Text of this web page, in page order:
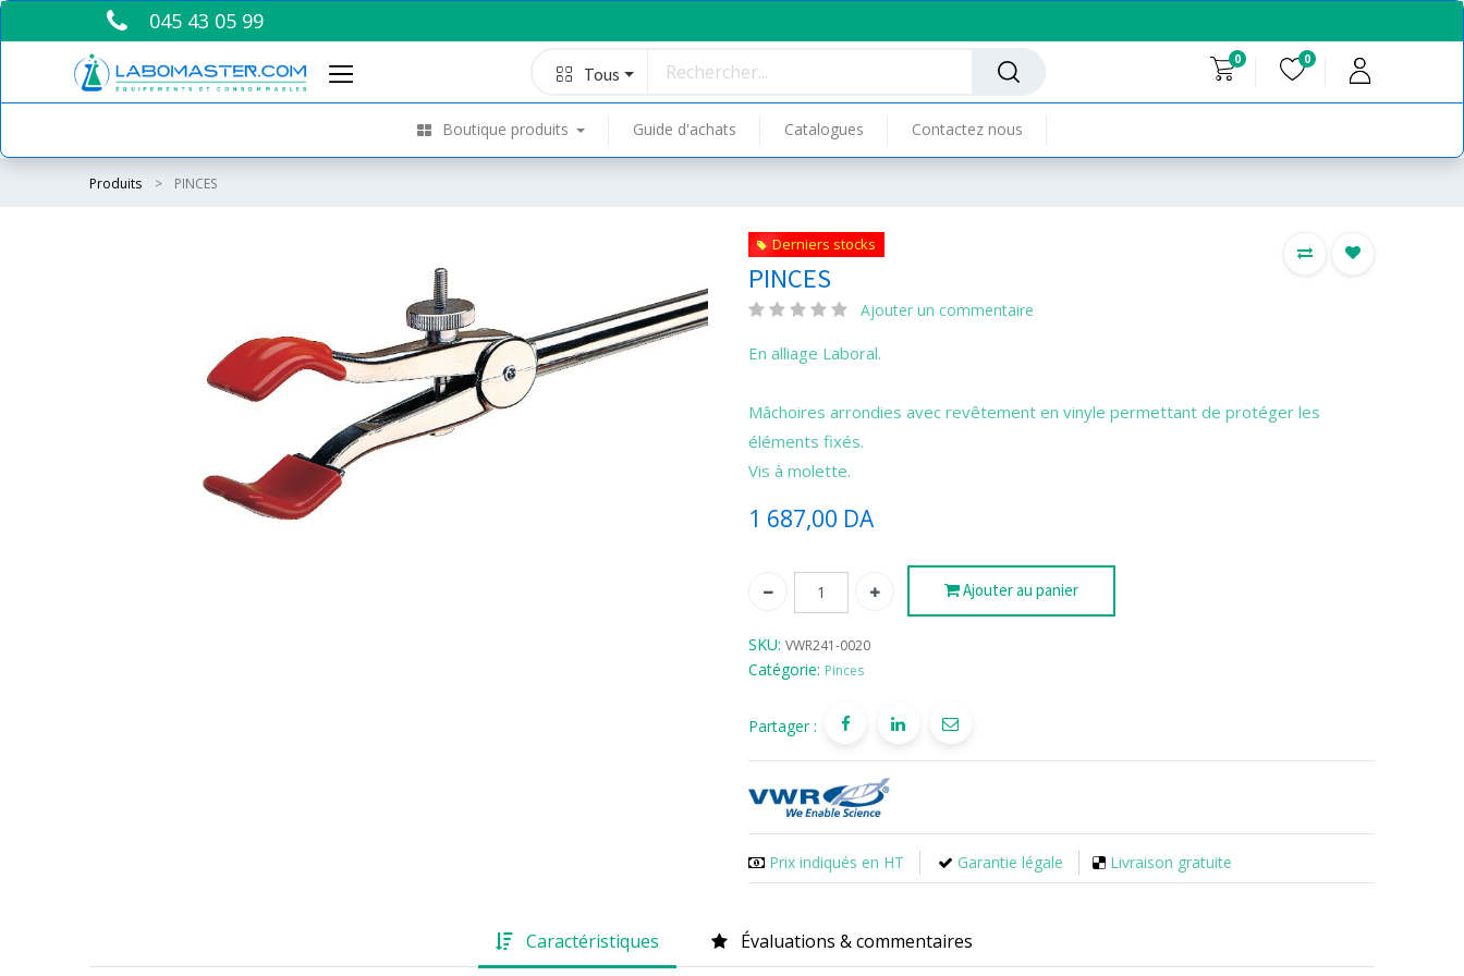
045 43 05 99
Tous
0 0
Boutique produits Guide d'achats Catalogues Contactez nous
Produits PINCES
Derniers stocks
PINCES
Ajouter un commentaire
En alliage Laboral.
Mâchoires arrondies avec revêtement en vinyle permettant de protéger les
éléments fixés.
Vis à molette.
1 687,00 DA
Ajouter au panier
SKU: VWR241-0020
Catégorie: Pinces
Partager :
Prix indiqués en HT Garantie légale Livraison gratuite
Caractéristiques Évaluations & commentaires